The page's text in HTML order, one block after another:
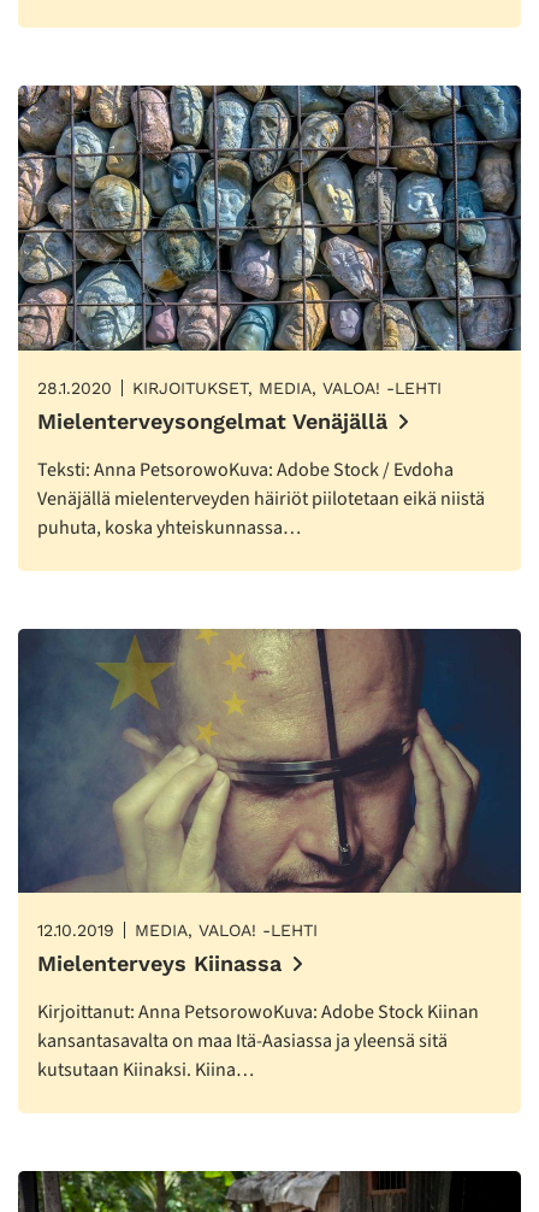
28.1.2020 KIRJOITUKSET, MEDIA, VALOA! -LEHTI
Mielenterveysongelmat Venäjällä
Teksti: Anna PetsorowoKuva: Adobe Stock / Evdoha
Venäjällä mielenterveyden häiriöt piilotetaan eikä niistä
puhuta, koska yhteiskunnassa…
12.10.2019 MEDIA, VALOA! -LEHTI
Mielenterveys Kiinassa
Kirjoittanut: Anna PetsorowoKuva: Adobe Stock Kiinan
kansantasavalta on maa Itä-Aasiassa ja yleensä sitä
kutsutaan Kiinaksi. Kiina…